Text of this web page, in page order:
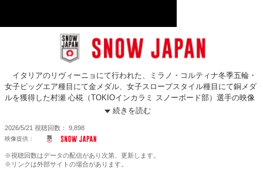
イタリアのリヴィーニョにて行われた、ミラノ・コルティナ冬季五輪・
女子ビッグエア種目にて金メダル、女子スロープスタイル種目にて銅メダ
ルを獲得した村瀬 心椛（TOKIOインカラミ スノーボード部）選手の映像
を大公開します。村瀬 心椛（TOKIOインカラミ スノーボード部）選手
るという偉業を成し遂げました。
この映像は今季ワールドカップのスロープスタイル種目、初戦の公開練
習の映像になります。ジャンプ台横と下部から撮影されており、BS1980
(5回転半)をしております。本番に向けて滑りを調整している様子が、映像
続きを読む
2026/5/21 視聴回数 9,898
※視聴回数はデータの配信があり次第、更新します。
※リンクは外部サイトの場合があります。